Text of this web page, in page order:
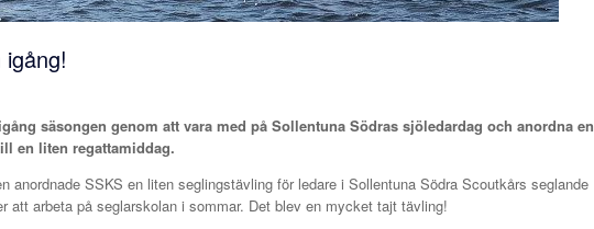
säsongen genom att vara med på Sollentuna Södras sjöledardag och anordna en
en liten regattamiddag.
anordnade SSKS en liten seglingstävling för ledare i Sollentuna Södra Scoutkårs seglande
att arbeta på seglarskolan i sommar. Det blev en mycket tajt tävling!